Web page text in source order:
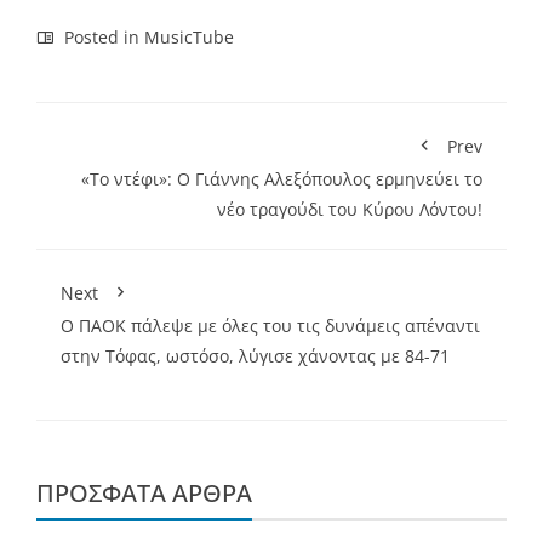
Posted in MusicTube
Prev
«Το ντέφι»: Ο Γιάννης Αλεξόπουλος ερμηνεύει το
νέο τραγούδι του Κύρου Λόντου!
Next
Ο ΠΑΟΚ πάλεψε με όλες του τις δυνάμεις απέναντι
στην Τόφας, ωστόσο, λύγισε χάνοντας με 84-71
ΠΡΌΣΦΑΤΑ ΆΡΘΡΑ